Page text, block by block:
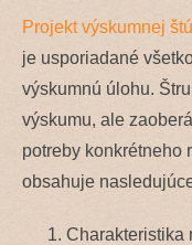
Projekt výskumnej
je usporiadané
výskumnú úlohu.
výskumu, ale
potreby konkrétneho
obsahuje
Charakteristika